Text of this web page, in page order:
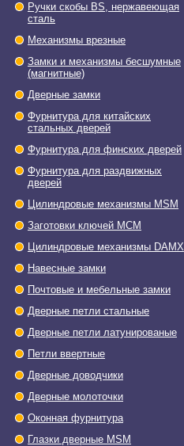
Ручки скобы BS, нержавеющая
сталь
Механизмы врезные
Замки и механизмы бесшумные
(магнитные)
Дверные замки
Фурнитура для китайских
стальных дверей
Фурнитура для финских дверей
Фурнитура для раздвижных
дверей
Цилиндровые механизмы MSM
Заготовки ключей МСМ
Цилиндровые механизмы DAMX
Навесные замки
Почтовые и мебельные замки
Дверные петли стальные
Дверные петли латунированые
Петли ввертные
Дверные доводчики
Дверные молоточки
Оконная фурнитура
Глазки дверные МSМ